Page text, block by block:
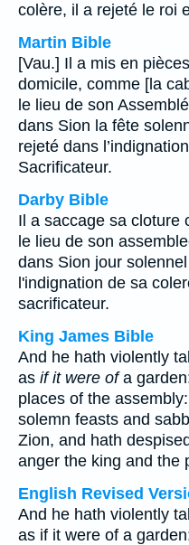
colère, il a rejeté le roi
Martin Bible
[Vau.] Il a mis en
domicile, comme [la
le lieu de son
dans Sion la fête
rejeté dans
Sacrificateur.
Darby Bible
Il a saccage sa cloture
le lieu de son
dans Sion jour
l'indignation de sa
sacrificateur.
King James Bible
And he hath violently
as if it were ofa
places of the
solemn feasts and
Zion, and hath
anger the king and the
English Revised
And he hath violently
as if it were of a